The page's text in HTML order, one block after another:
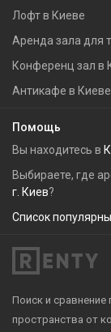
Лофт в Киеве
Аренда зала для
Конференц зал в
Антикафе в Киеве
Помощь
Вы находитесь в
Выбираете, где
г. Киев?
Список
Поиск и
пространства от